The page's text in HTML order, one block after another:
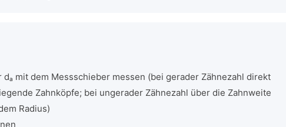
mit dem Messschieber messen (bei gerader Zähnezahl direkt
Zahnköpfe; bei ungerader Zähnezahl über die Zahnweite
Radius)